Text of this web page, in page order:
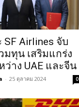
SF Airlines จับ
มทุน เสริมแกร่ง
ว่าง UAE และจีน
- 25 ตุลาคม 2024 0